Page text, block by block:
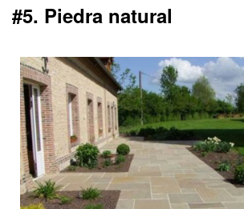
#5. Piedra natural